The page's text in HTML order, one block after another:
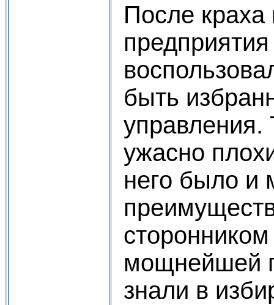
После краха
быть
ужасно
него было и
мощнейшей
знали в